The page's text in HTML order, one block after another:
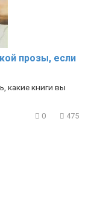
прозы, если
какие книги вы
0 475